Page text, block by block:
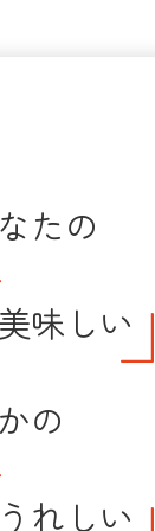
たの
味しい
の
れしい